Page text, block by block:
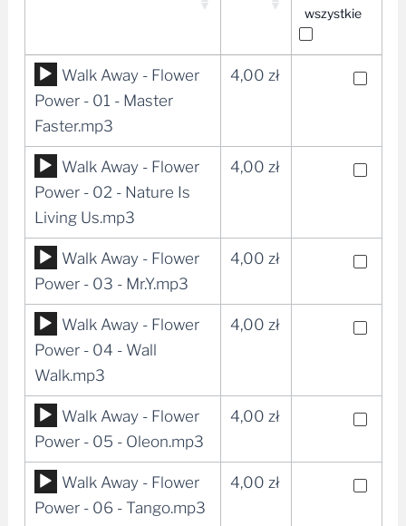
wszystkie
Odtwarzacz
plików
dźwiękowych
Walk Away - Flower
Power - 01 - Master
Faster.mp3
4,00 zł
Odtwarzacz
plików
dźwiękowych
Walk Away - Flower
Power - 02 - Nature Is
Living Us.mp3
4,00 zł
Odtwarzacz
plików
dźwiękowych
Walk Away - Flower
Power - 03 - Mr.Y.mp3
4,00 zł
Odtwarzacz
plików
dźwiękowych
Walk Away - Flower
Power - 04 - Wall
Walk.mp3
4,00 zł
Odtwarzacz
plików
dźwiękowych
Walk Away - Flower
Power - 05 - Oleon.mp3
4,00 zł
Odtwarzacz
plików
Walk Away - Flower
Power - 06 - Tango.mp3
4,00 zł